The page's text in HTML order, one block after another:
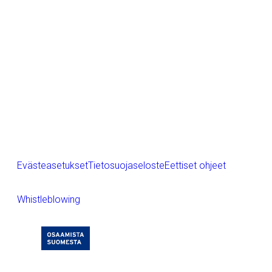
EvästeasetuksetTietosuojaselosteEettiset ohjeet
Whistleblowing